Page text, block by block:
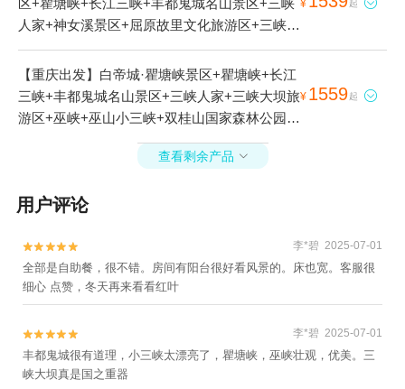
区+瞿塘峡+长江三峡+丰都鬼城名山景区+三峡
人家+神女溪景区+屈原故里文化旅游区+三峡大
坝旅游区+巫峡+巫山小三峡+双桂山国家森林公
园+武陵山大裂谷+神农溪景区+《归来三峡》实
景演艺+三峡之巅景区+重庆三峡游船+三峡垂直
升船机+长江游轮5日游
¥ 起 
【重庆出发】白帝城·瞿塘峡景区+瞿塘峡+长江
三峡+丰都鬼城名山景区+三峡人家+三峡大坝旅
游区+巫峡+巫山小三峡+双桂山国家森林公园
+巫山大昌古镇+大型山水实景演艺《烽烟三国》
+重庆三峡游船+三峡垂直升船机+长江游轮+小
¥ 1559起 
查看剩余产品 
用户评论

 李*碧 2025-07-01
全部是自助餐，很不错。房间有阳台很好看风景的。床也宽。客服很
细心 点赞，冬天再来看看红叶

 李*碧 2025-07-01
丰都鬼城很有道理，小三峡太漂亮了，瞿塘峡，巫峡壮观，优美。三
峡大坝真是国之重器